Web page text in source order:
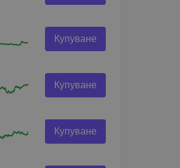
Купуване
Купуване
Купуване